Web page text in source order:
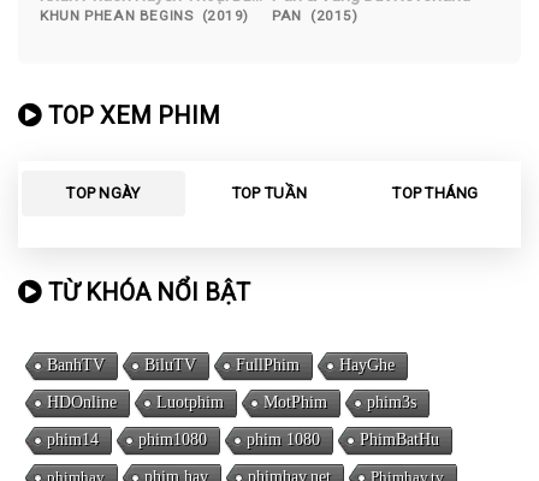
Đầu
KHUN PHEAN BEGINS (2019) PAN (2015)
TOP XEM PHIM
TOP NGÀY TOP TUẦN TOP THÁNG
TỪ KHÓA NỔI BẬT
BanhTV BiluTV FullPhim HayGhe
HDOnline Luotphim MotPhim phim3s
phim14 phim1080 phim 1080 PhimBatHu
phimhay phim hay phimhay.net Phimhay.tv